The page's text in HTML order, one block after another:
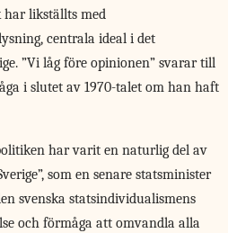
har likställts med
centrala ideal i det
”Vi låg före opinionen” svarar till
i slutet av 1970-talet om han haft
har varit en naturlig del av
som en senare statsminister
svenska statsindividualismens
och förmåga att omvandla alla